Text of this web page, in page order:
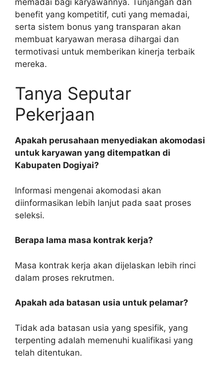
benefit yang kompetitif, cuti yang memadai,
serta sistem bonus yang transparan akan
membuat karyawan merasa dihargai dan
termotivasi untuk memberikan kinerja terbaik
mereka.
Tanya Seputar
Pekerjaan
Apakah perusahaan menyediakan akomodasi
untuk karyawan yang ditempatkan di
Kabupaten Dogiyai?
Informasi mengenai akomodasi akan
diinformasikan lebih lanjut pada saat proses
seleksi.
Berapa lama masa kontrak kerja?
Masa kontrak kerja akan dijelaskan lebih rinci
dalam proses rekrutmen.
Apakah ada batasan usia untuk pelamar?
Tidak ada batasan usia yang spesifik, yang
terpenting adalah memenuhi kualifikasi yang
telah ditentukan.